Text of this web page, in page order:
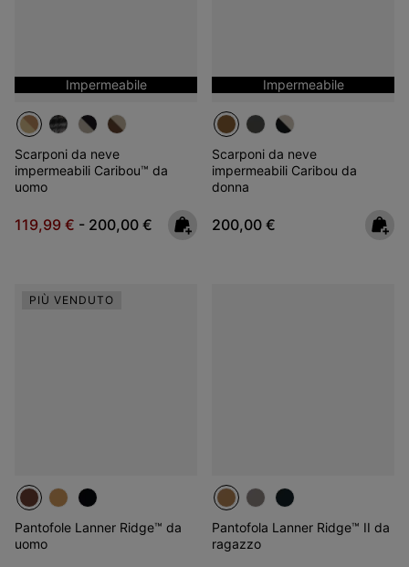
Impermeabile
Scarponi da neve
impermeabili Caribou™ da
uomo
Minimum sale price:
119,99 € - Maximum price:
200,00 €
Impermeabile
Scarponi da neve
impermeabili Caribou da
donna
Regular price:
200,00 €
PIÙ VENDUTO
Pantofole Lanner Ridge™ da
uomo
Pantofola Lanner Ridge™ II da
ragazzo